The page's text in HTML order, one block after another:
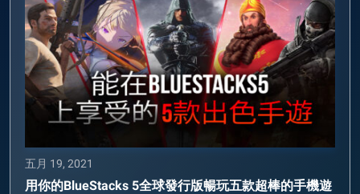
五月 19, 2021
用你的BlueStacks 5全球發行版暢玩五款超棒的手機遊